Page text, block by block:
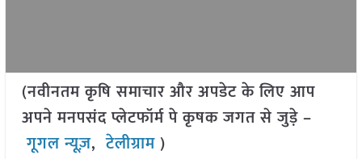
(नवीनतम कृषि समाचार और अपडेट के लिए आप
अपने मनपसंद प्लेटफॉर्म पे कृषक जगत से जुड़े –
गूगल न्यूज़,टेलीग्राम )